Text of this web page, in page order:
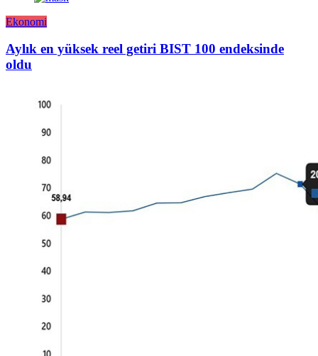
Ekonomi
Aylık en yüksek reel getiri BIST 100 endeksinde
oldu